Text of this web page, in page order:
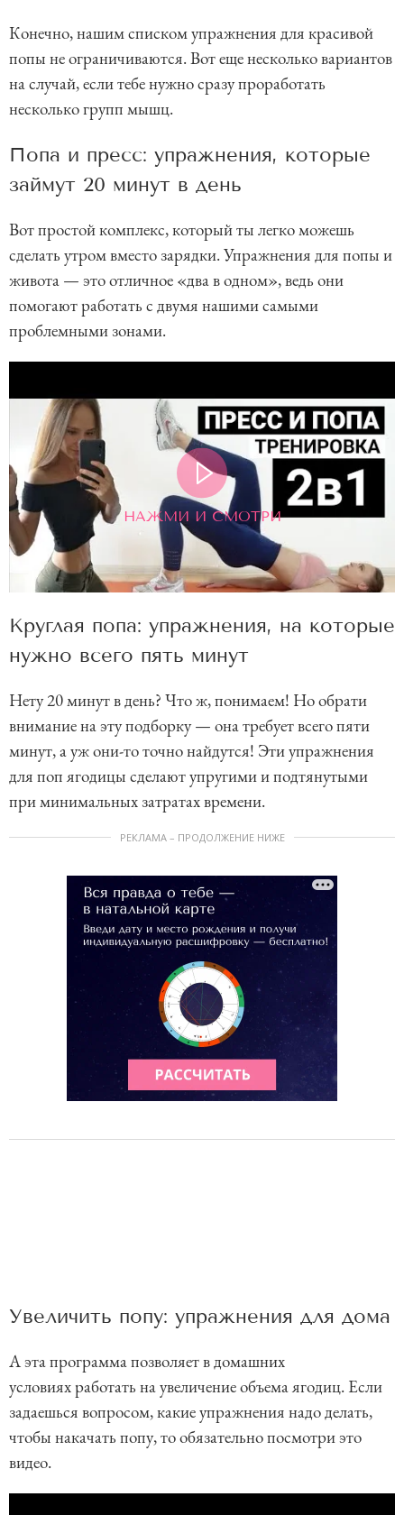
Конечно, нашим списком упражнения для красивой
попы не ограничиваются. Вот еще несколько вариантов
на случай, если тебе нужно сразу проработать
несколько групп мышц.
Попа и пресс: упражнения, которые
займут 20 минут в день
Вот простой комплекс, который ты легко можешь
сделать утром вместо зарядки. Упражнения для попы и
живота — это отличное «два в одном», ведь они
помогают работать с двумя нашими самыми
проблемными зонами.
НАЖМИ И СМОТРИ
Круглая попа: упражнения, на которые
нужно всего пять минут
Нету 20 минут в день? Что ж, понимаем! Но обрати
внимание на эту подборку — она требует всего пяти
минут, а уж они-то точно найдутся! Эти упражнения
для поп ягодицы сделают упругими и подтянутыми
при минимальных затратах времени.
РЕКЛАМА – ПРОДОЛЖЕНИЕ НИЖЕ
Увеличить попу: упражнения для дома
А эта программа позволяет в домашних
условиях работать на увеличение объема ягодиц. Если
задаешься вопросом, какие упражнения надо делать,
чтобы накачать попу, то обязательно посмотри это
видео.